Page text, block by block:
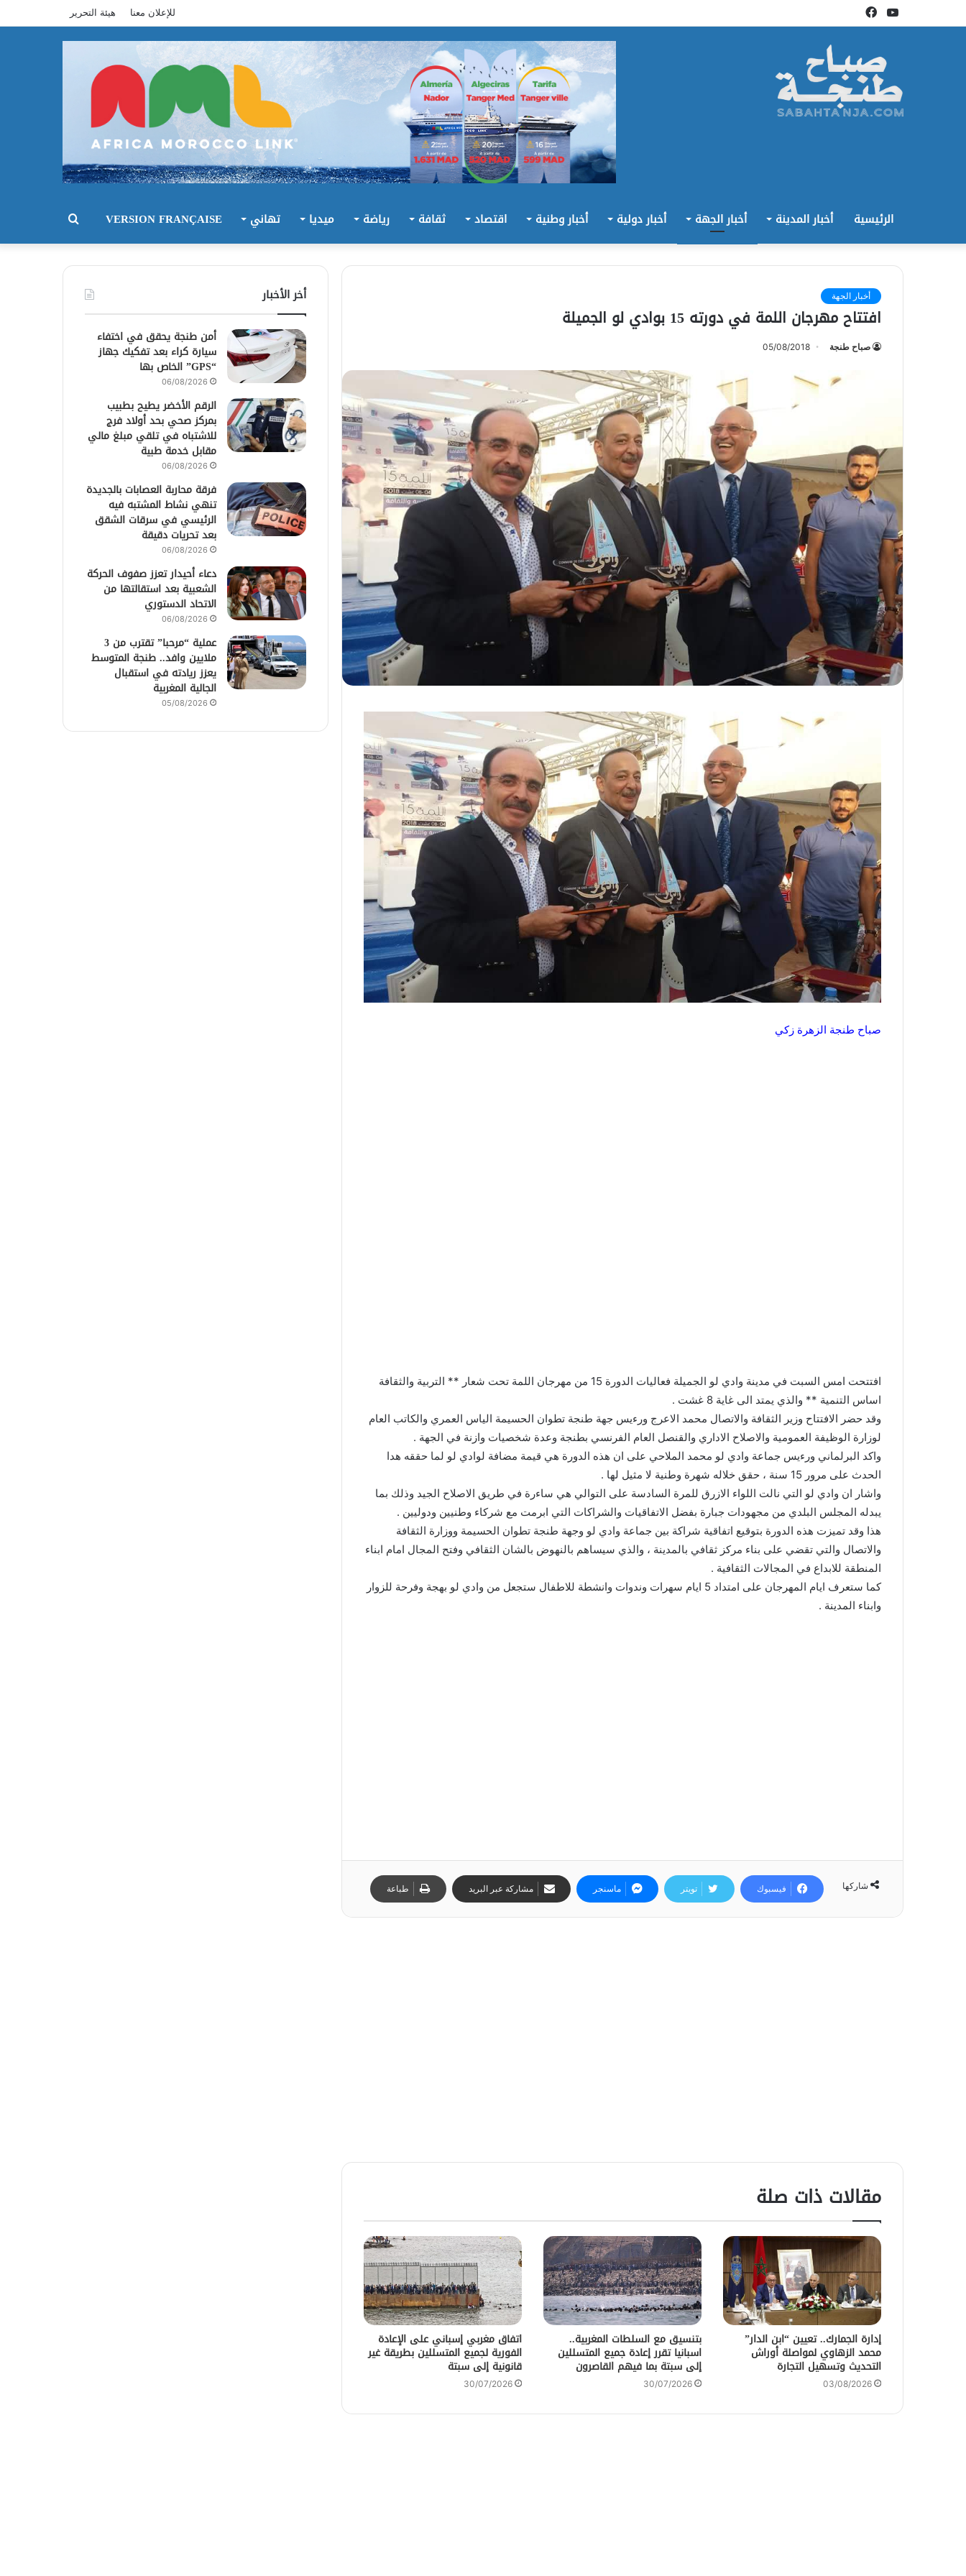
فيسبوكيوتيوب للإعلان معنا هيئة التحرير
الرئيسية أخبار المدينة أخبار الجهة أخبار دولية أخبار وطنية اقتصاد ثقافة رياضة ميديا تهاني VERSION FRANÇAISE بحث
أخبار الجهة
افتتاح مهرجان اللمة في دورته 15 بوادي لو الجميلة
صباح طنجة 05/08/2018
صباح طنجة الزهرة زكي
افتتحت امس السبت في مدينة وادي لو الجميلة فعاليات الدورة 15 من مهرجان اللمة تحت شعار ** التربية والثقافة
اساس التنمية ** والذي يمتد الى غاية 8 غشت .
وقد حضر الافتتاح وزير الثقافة والاتصال محمد الاعرج ورءيس جهة طنجة تطوان الحسيمة الياس العمري والكاتب العام
لوزارة الوظيفة العمومية والاصلاح الاداري والقنصل العام الفرنسي بطنجة وعدة شخصيات وازنة في الجهة .
واكد البرلماني ورءيس جماعة وادي لو محمد الملاحي على ان هذه الدورة هي قيمة مضافة لوادي لو لما حققه هدا
الحدث على مرور 15 سنة ، حقق خلاله شهرة وطنية لا مثيل لها .
واشار ان وادي لو التي نالت اللواء الازرق للمرة السادسة على التوالي هي ساءرة في طريق الاصلاح الجيد وذلك بما
يبدله المجلس البلدي من مجهودات جبارة بفضل الاتفاقيات والشراكات التي ابرمت مع شركاء وطنيين ودوليين .
هذا وقد تميزت هذه الدورة بتوقيع اتفاقية شراكة بين جماعة وادي لو وجهة طنجة تطوان الحسيمة ووزارة الثقافة
والاتصال والتي تقضي على بناء مركز ثقافي بالمدينة ، والذي سيساهم بالنهوض بالشان الثقافي وفتح المجال امام ابناء
المنطقة للابداع في المجالات الثقافية .
كما ستعرف ايام المهرجان على امتداد 5 ايام سهرات وندوات وانشطة للاطفال ستجعل من وادي لو بهجة وفرحة للزوار
وابناء المدينة .
شاركها فيسبوك تويتر ماسنجر مشاركة عبر البريد طباعة
مقالات ذات صلة
إدارة الجمارك.. تعيين “ابن الدار”
محمد الزهاوي لمواصلة أوراش
التحديث وتسهيل التجارة
03/08/2026
بتنسيق مع السلطات المغربية..
اسبانيا تقرر إعادة جميع المتسللين
إلى سبتة بما فيهم القاصرون
30/07/2026
اتفاق مغربي إسباني على الإعادة
الفورية لجميع المتسللين بطريقة غير
قانونية إلى سبتة
30/07/2026
أخر الأخبار
أمن طنجة يحقق في اختفاء
سيارة كراء بعد تفكيك جهاز
“GPS” الخاص بها
06/08/2026
الرقم الأخضر يطيح بطبيب
بمركز صحي بحد أولاد فرج
للاشتباه في تلقي مبلغ مالي
مقابل خدمة طبية
06/08/2026
فرقة محاربة العصابات بالجديدة
تنهي نشاط المشتبه فيه
الرئيسي في سرقات الشقق
بعد تحريات دقيقة
06/08/2026
دعاء أحيدار تعزز صفوف الحركة
الشعبية بعد استقالتها من
الاتحاد الدستوري
06/08/2026
عملية “مرحبا” تقترب من 3
ملايين وافد.. طنجة المتوسط
يعزز ريادته في استقبال
الجالية المغربية
05/08/2026